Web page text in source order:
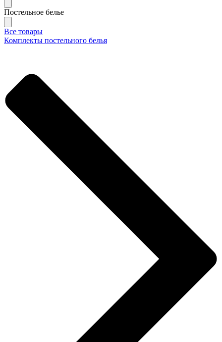
Постельное белье
Все товары
Комплекты постельного белья